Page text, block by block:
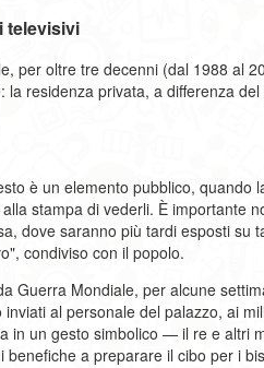
televisivi
per oltre tre decenni (dal 1988 al
residenza privata, a differenza
è un elemento pubblico, quando
stampa di vederli. È importante
dove saranno più tardi esposti su
condiviso con il popolo.
Guerra Mondiale, per alcune
al personale del palazzo, ai
in un gesto simbolico — il re e altri
a preparare il cibo per i